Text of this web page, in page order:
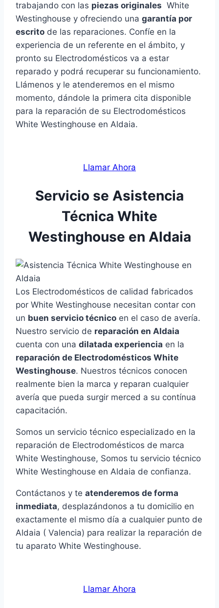
trabajando con las piezas originales White
Westinghouse y ofreciendo una garantía por
escrito de las reparaciones. Confíe en la
experiencia de un referente en el ámbito, y
pronto su Electrodomésticos va a estar
reparado y podrá recuperar su funcionamiento.
Llámenos y le atenderemos en el mismo
momento, dándole la primera cita disponible
para la reparación de su Electrodomésticos
White Westinghouse en Aldaia.
Llamar Ahora
Servicio se Asistencia
Técnica White
Westinghouse en Aldaia
Los Electrodomésticos de calidad fabricados
por White Westinghouse necesitan contar con
un buen servicio técnico en el caso de avería.
Nuestro servicio de reparación en Aldaia
cuenta con una dilatada experiencia en la
reparación de Electrodomésticos White
Westinghouse. Nuestros técnicos conocen
realmente bien la marca y reparan cualquier
avería que pueda surgir merced a su contínua
capacitación.
Somos un servicio técnico especializado en la
reparación de Electrodomésticos de marca
White Westinghouse, Somos tu servicio técnico
White Westinghouse en Aldaia de confianza.
Contáctanos y te atenderemos de forma
inmediata, desplazándonos a tu domicilio en
exactamente el mismo día a cualquier punto de
Aldaia ( Valencia) para realizar la reparación de
tu aparato White Westinghouse.
Llamar Ahora